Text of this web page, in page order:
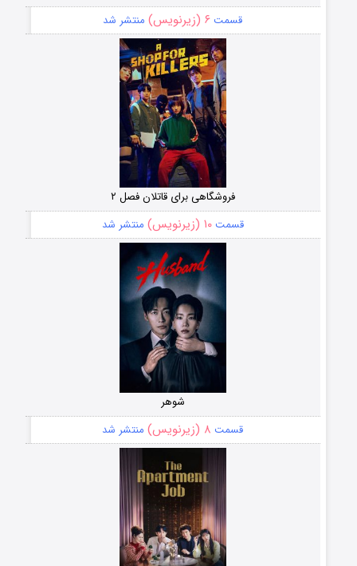
قسمت ۶ (زیرنویس) منتشر شد
فروشگاهی برای قاتلان فصل ۲
قسمت۱۰ (زیرنویس) منتشر شد
شوهر
قسمت ۸ (زیرنویس) منتشر شد